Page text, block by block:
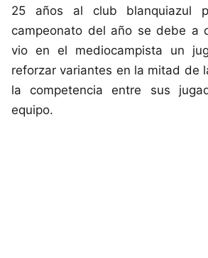
25 años al club blanquiazul
campeonato del año se debe a
vio en el mediocampista un
reforzar variantes en la mitad de
la competencia entre sus
equipo.